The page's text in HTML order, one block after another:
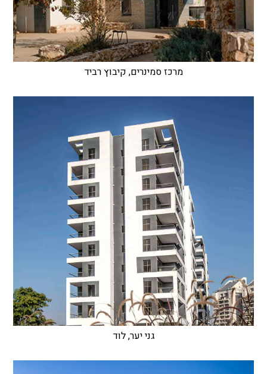
מרכז סמינרים, קיבוץ רביד
גני יער, לוד